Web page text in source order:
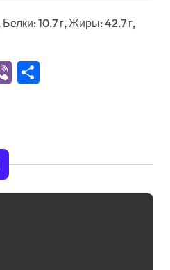
10.7 г, Жиры: 42.7 г,
Viber